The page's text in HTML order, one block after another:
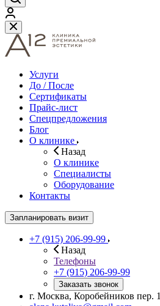
Услуги
До / После
Сертификаты
Прайс-лист
Спецпредложения
Блог
О клинике
Назад
О клинике
Специалисты
Оборудование
Контакты
Запланировать визит
+7 (915) 206-99-99
Назад
Телефоны
+7 (915) 206-99-99
Заказать звонок
г. Москва, Коробейников пер. 1